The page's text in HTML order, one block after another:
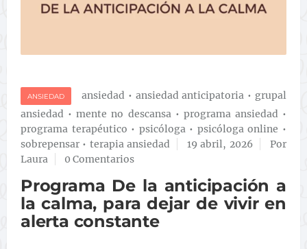
ANSIEDAD ansiedad • ansiedad anticipatoria • grupal
ansiedad •mente no descansa• programa ansiedad •
programa terapéutico • psicóloga• psicóloga online •
sobrepensar • terapia ansiedad 19 abril, 2026
Por
Laura
0 Comentarios
Programa De la anticipación a
la calma, para dejar de vivir en
alerta constante